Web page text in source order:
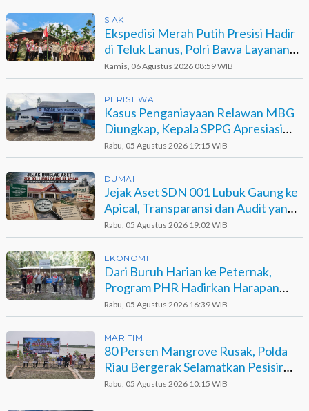
SIAK
Ekspedisi Merah Putih Presisi Hadir
di Teluk Lanus, Polri Bawa Layanan
dan Harapan
Kamis, 06 Agustus 2026 08:59 WIB
PERISTIWA
Kasus Penganiayaan Relawan MBG
Diungkap, Kepala SPPG Apresiasi
Kinerja Polisi
Rabu, 05 Agustus 2026 19:15 WIB
DUMAI
Jejak Aset SDN 001 Lubuk Gaung ke
Apical, Transparansi dan Audit yang
Belum Terjawab
Rabu, 05 Agustus 2026 19:02 WIB
EKONOMI
Dari Buruh Harian ke Peternak,
Program PHR Hadirkan Harapan
Baru bagi Suku Sakai
Rabu, 05 Agustus 2026 16:39 WIB
MARITIM
80 Persen Mangrove Rusak, Polda
Riau Bergerak Selamatkan Pesisir
Sinaboi
Rabu, 05 Agustus 2026 10:15 WIB